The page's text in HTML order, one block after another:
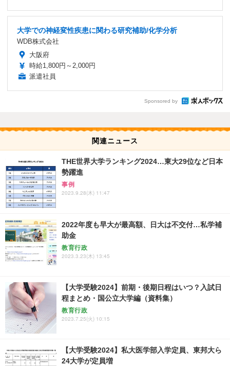
大学での神経変性疾患に関わる研究補助/化学分析
WDB株式会社
大阪府
時給1,800円～2,000円
派遣社員
Sponsored by
関連ニュース
THE世界大学ランキング2024…東大29位など日本
勢躍進
事例
2023.9.28(木) 11:47
2022年度も早大が最高額、日大は不交付…私学補
助金
教育行政
2023.3.23(木) 13:45
【大学受験2024】前期・後期日程はいつ？入試日
程まとめ・国公立大学編（資料集）
教育行政
2023.7.25(火) 10:15
【大学受験2024】私大医学部入学定員、東邦大ら
24大学が定員増